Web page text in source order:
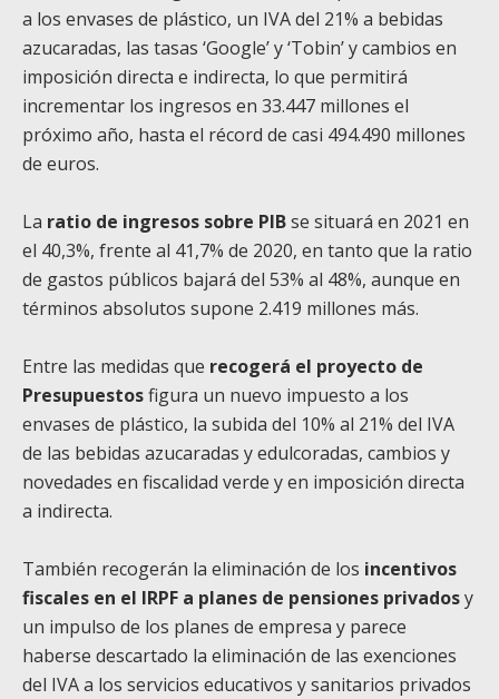
a los envases de plástico, un IVA del 21% a bebidas
azucaradas, las tasas ‘Google’ y ‘Tobin’ y cambios en
imposición directa e indirecta, lo que permitirá
incrementar los ingresos en 33.447 millones el
próximo año, hasta el récord de casi 494.490 millones
de euros.
La ratio de ingresos sobre PIBse situará en 2021 en
el 40,3%, frente al 41,7% de 2020, en tanto que la ratio
de gastos públicos bajará del 53% al 48%, aunque en
términos absolutos supone 2.419 millones más.
Entre las medidas que recogerá el proyecto de
Presupuestosfigura un nuevo impuesto a los
envases de plástico, la subida del 10% al 21% del IVA
de las bebidas azucaradas y edulcoradas, cambios y
novedades en fiscalidad verde y en imposición directa
a indirecta.
También recogerán la eliminación de los incentivos
fiscales en el IRPF a planes de pensiones privadosy
un impulso de los planes de empresa y parece
haberse descartado la eliminación de las exenciones
del IVA a los servicios educativos y sanitarios privados